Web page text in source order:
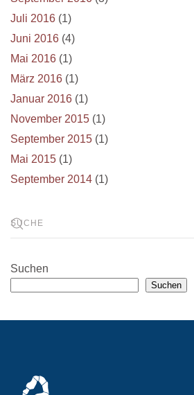
Juli 2016 (1)
Juni 2016 (4)
Mai 2016 (1)
März 2016 (1)
Januar 2016 (1)
November 2015 (1)
September 2015 (1)
Mai 2015 (1)
September 2014 (1)
Suchen
Suchen